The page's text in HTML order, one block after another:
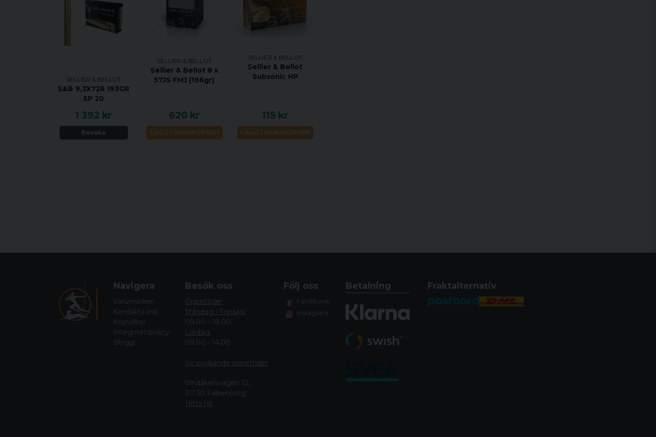
SELLIER & BELLOT
S&B 9,3X72R 193GR
SP 20
1 392 kr
Bevaka
SELLIER & BELLOT
Sellier & Bellot 8 x
57JS FMJ (196gr)
620 kr
LÄGG I VARUKORGEN
SELLIER & BELLOT
Sellier & Bellot
Subsonic HP
115 kr
LÄGG I VARUKORGEN
Navigera
Varumärken
Kontakta oss
Köpvillkor
Integritetspolicy
Blogg
Besök oss
Öppettider
Måndag - Fredag:
09.00 - 18.00
Lördag:
09.00 - 14.00
Se avvikande öppettider
Vindåkersvägen 12,
311 50 Falkenberg
Hitta hit
Följ oss
Facebook
Instagram
Betalning Fraktalternativ